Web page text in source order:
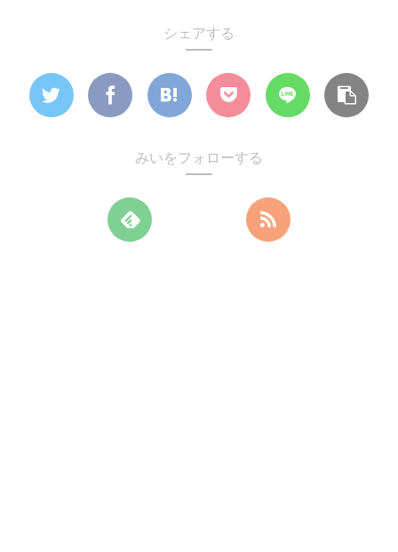
シェアする
みいをフォローする